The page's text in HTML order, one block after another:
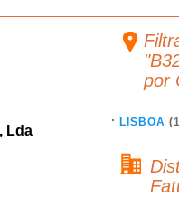
Lda
por
LISBOA